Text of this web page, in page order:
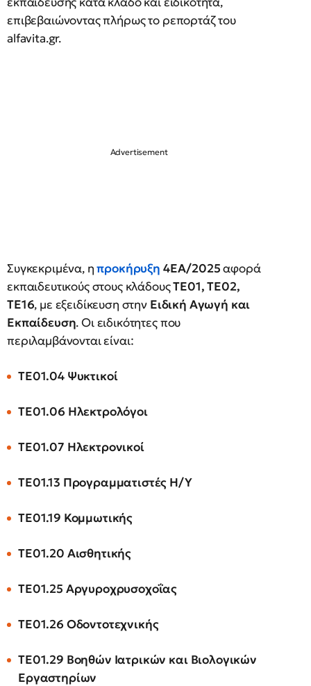
επιβεβαιώνοντας πλήρως το ρεπορτάζ του
alfavita.gr.
Συγκεκριμένα, ηπροκήρυξη 4ΕΑ/2025αφορά
εκπαιδευτικούς στους κλάδουςΤΕ01, ΤΕ02,
ΤΕ16, με εξειδίκευση στην Ειδική Αγωγή και
Εκπαίδευση. Οι ειδικότητες που
περιλαμβάνονται είναι:
ΤΕ01.04 Ψυκτικοί
ΤΕ01.06 Ηλεκτρολόγοι
ΤΕ01.07 Ηλεκτρονικοί
ΤΕ01.13 Προγραμματιστές Η/Υ
ΤΕ01.19 Κομμωτικής
ΤΕ01.20 Αισθητικής
ΤΕ01.25 Αργυροχρυσοχοΐας
ΤΕ01.26 Οδοντοτεχνικής
ΤΕ01.29 Βοηθών Ιατρικών και Βιολογικών
Εργαστηρίων